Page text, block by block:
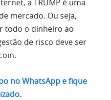
a TRUMP é uma
mercado. Ou seja,
todo o dinheiro ao
de risco deve ser
no WhatsApp e fique